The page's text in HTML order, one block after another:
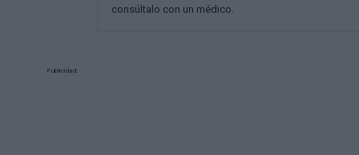
consúltalo con un médico.
Publicidad: